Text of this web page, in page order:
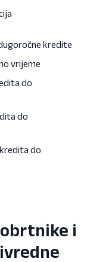
kredite
vrijeme
do
do
do
i